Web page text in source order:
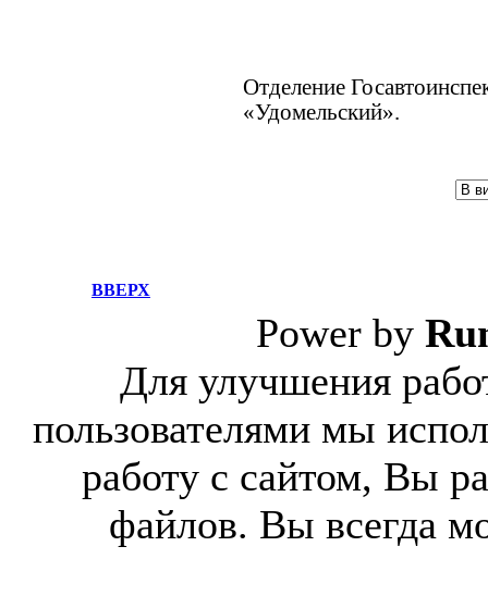
Отделение
«Удомельский».
ВВЕРХ
Power by
Для улучшения
пользователями мы
работу с сайтом, Вы
файлов. Вы всегда